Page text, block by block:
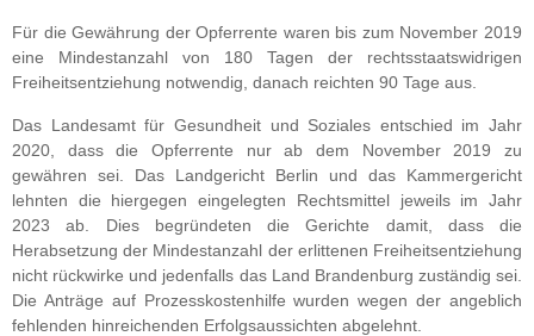
Für die Gewährung der Opferrente waren bis zum November 2019
eine Mindestanzahl von 180 Tagen der rechtsstaatswidrigen
Freiheitsentziehung notwendig, danach reichten 90 Tage aus.
Das Landesamt für Gesundheit und Soziales entschied im Jahr
2020, dass die Opferrente nur ab dem November 2019 zu
gewähren sei. Das Landgericht Berlin und das Kammergericht
lehnten die hiergegen eingelegten Rechtsmittel jeweils im Jahr
2023 ab. Dies begründeten die Gerichte damit, dass die
Herabsetzung der Mindestanzahl der erlittenen Freiheitsentziehung
nicht rückwirke und jedenfalls das Land Brandenburg zuständig sei.
Die Anträge auf Prozesskostenhilfe wurden wegen der angeblich
fehlenden hinreichenden Erfolgsaussichten abgelehnt.